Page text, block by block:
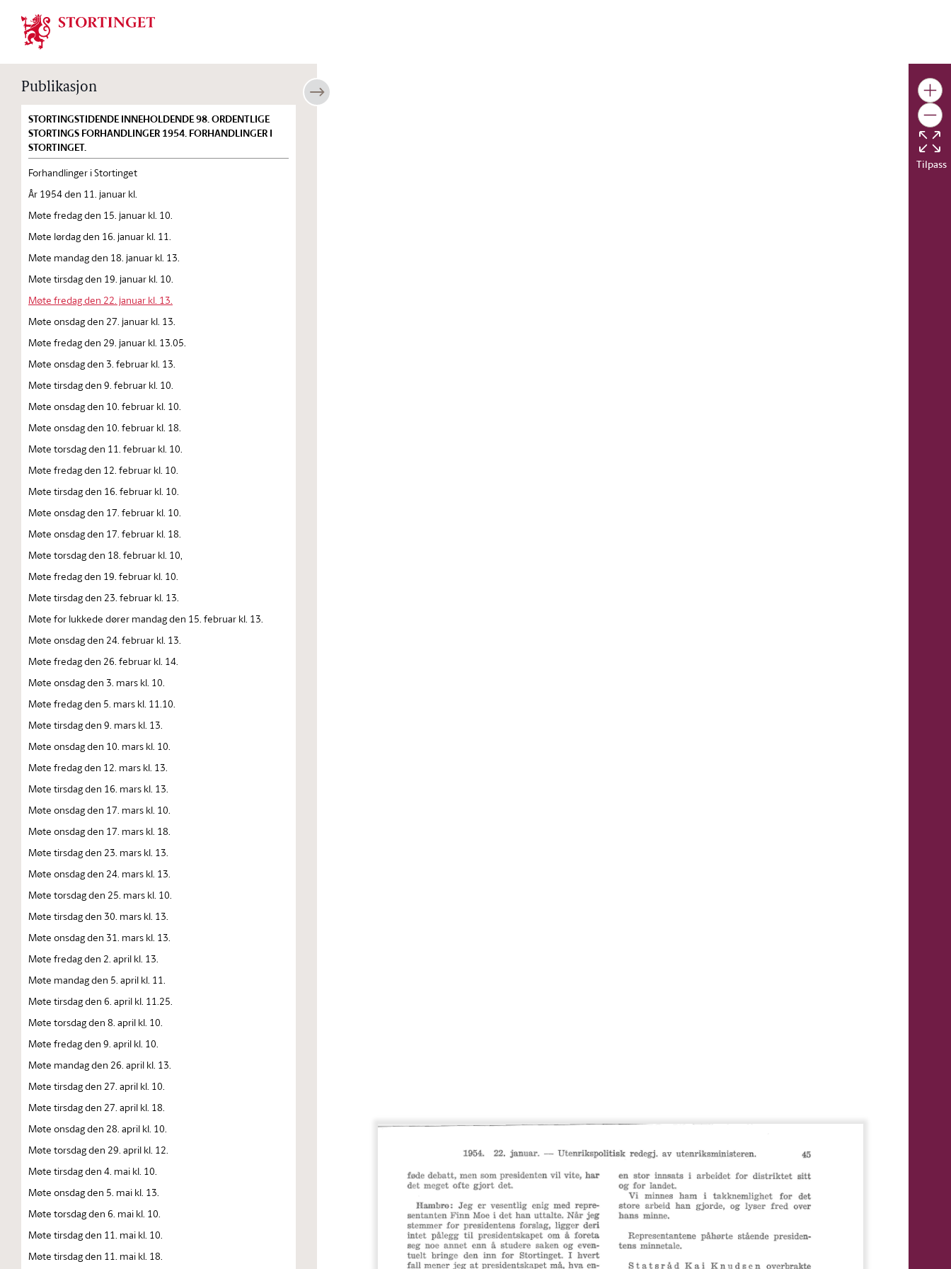
Stortinget.no
Publikasjon
STORTINGSTIDENDE INNEHOLDENDE 98. ORDENTLIGE
STORTINGS FORHANDLINGER 1954. FORHANDLINGER I
STORTINGET.
Forhandlinger i Stortinget
År 1954 den 11. januar kl.
Møte fredag den 15. januar kl. 10.
Møte lørdag den 16. januar kl. 11.
Møte mandag den 18. januar kl. 13.
Møte tirsdag den 19. januar kl. 10.
Møte fredag den 22. januar kl. 13.
Møte onsdag den 27. januar kl. 13.
Møte fredag den 29. januar kl. 13.05.
Møte onsdag den 3. februar kl. 13.
Møte tirsdag den 9. februar kl. 10.
Møte onsdag den 10. februar kl. 10.
Møte onsdag den 10. februar kl. 18.
Møte torsdag den 11. februar kl. 10.
Møte fredag den 12. februar kl. 10.
Møte tirsdag den 16. februar kl. 10.
Møte onsdag den 17. februar kl. 10.
Møte onsdag den 17. februar kl. 18.
Møte torsdag den 18. februar kl. 10,
Møte fredag den 19. februar kl. 10.
Møte tirsdag den 23. februar kl. 13.
Møte for lukkede dører mandag den 15. februar kl. 13.
Møte onsdag den 24. februar kl. 13.
Møte fredag den 26. februar kl. 14.
Møte onsdag den 3. mars kl. 10.
Møte fredag den 5. mars kl. 11.10.
Møte tirsdag den 9. mars kl. 13.
Møte onsdag den 10. mars kl. 10.
Møte fredag den 12. mars kl. 13.
Møte tirsdag den 16. mars kl. 13.
Møte onsdag den 17. mars kl. 10.
Møte onsdag den 17. mars kl. 18.
Møte tirsdag den 23. mars kl. 13.
Møte onsdag den 24. mars kl. 13.
Møte torsdag den 25. mars kl. 10.
Møte tirsdag den 30. mars kl. 13.
Møte onsdag den 31. mars kl. 13.
Møte fredag den 2. april kl. 13.
Møte mandag den 5. april kl. 11.
Møte tirsdag den 6. april kl. 11.25.
Møte torsdag den 8. april kl. 10.
Møte fredag den 9. april kl. 10.
Møte mandag den 26. april kl. 13.
Møte tirsdag den 27. april kl. 10.
Møte tirsdag den 27. april kl. 18.
Møte onsdag den 28. april kl. 10.
Møte torsdag den 29. april kl. 12.
Møte tirsdag den 4. mai kl. 10.
Møte onsdag den 5. mai kl. 13.
Møte torsdag den 6. mai kl. 10.
Møte tirsdag den 11. mai kl. 10.
Møte tirsdag den 11. mai kl. 18.